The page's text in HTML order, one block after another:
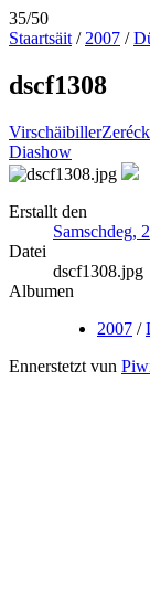
35/50
Staartsäit / 2007 /
dscf1308
VirschäibillerZeréck
Diashow
Erstallt den
Samschdeg,
Datei
dscf1308.jpg
Albumen
2007 /
Ennerstetzt vun